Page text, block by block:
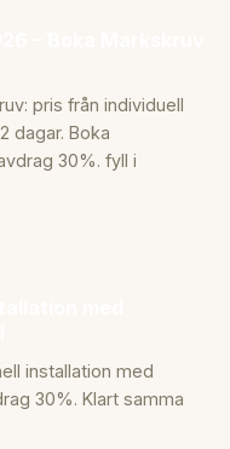
pris från individuell
dagar. Boka
30%. fyll i
installation med
30%. Klart samma